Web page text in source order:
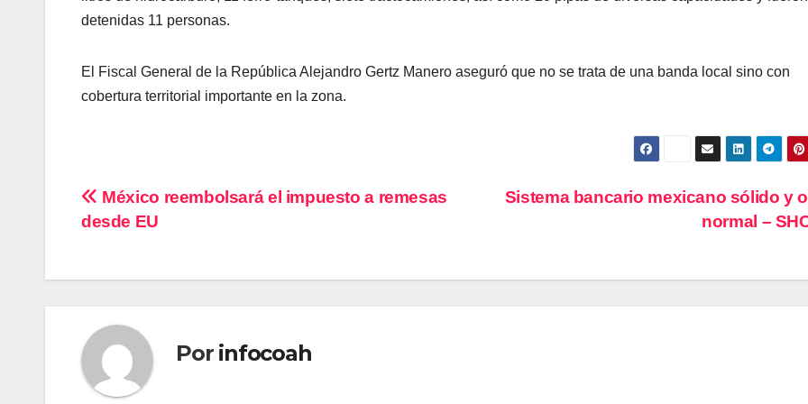
detenidas 11 personas.
El Fiscal General de la República Alejandro Gertz Manero aseguró que no se trata de una banda local sino con
cobertura territorial importante en la zona.
Navegación
entradas
Sistema bancario mexicano sólido y
normal –
México reembolsará el impuesto a remesas
desde EU
Por infocoah